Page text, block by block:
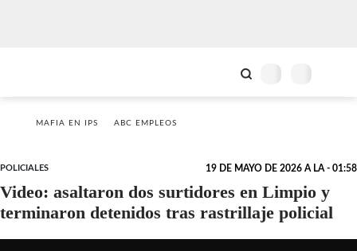
MAFIA EN IPS ABC EMPLEOS
POLICIALES 19 DE MAYO DE 2026 A LA - 01:58
Video: asaltaron dos surtidores en Limpio y
terminaron detenidos tras rastrillaje policial